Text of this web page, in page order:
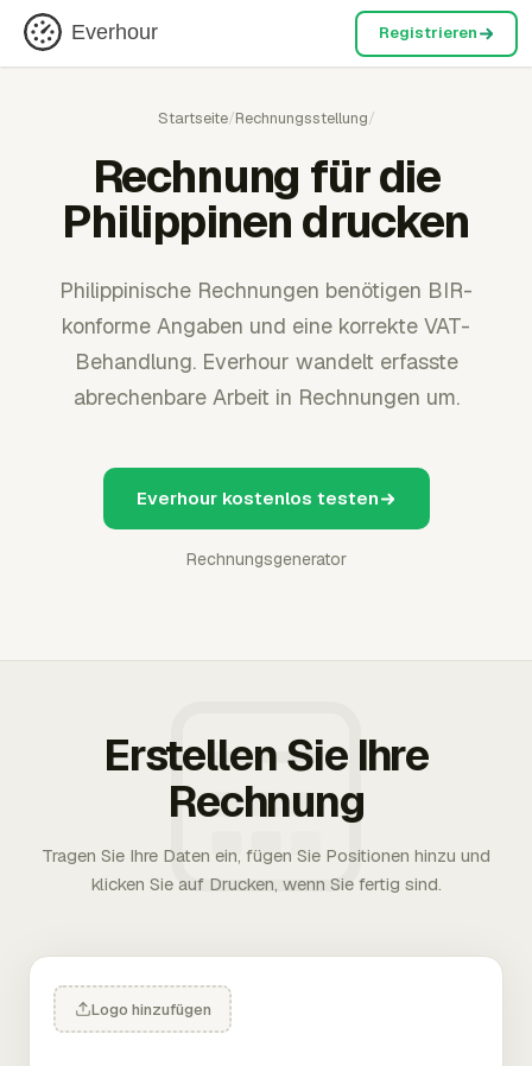
Everhour Registrieren
Startseite/Rechnungsstellung/
Rechnung für die
Philippinen drucken
Philippinische Rechnungen benötigen BIR-
konforme Angaben und eine korrekte VAT-
Behandlung. Everhour wandelt erfasste
abrechenbare Arbeit in Rechnungen um.
Everhour kostenlos testen
Rechnungsgenerator
Erstellen Sie Ihre
Rechnung
Tragen Sie Ihre Daten ein, fügen Sie Positionen hinzu und
klicken Sie auf Drucken, wenn Sie fertig sind.
Logo hinzufügen